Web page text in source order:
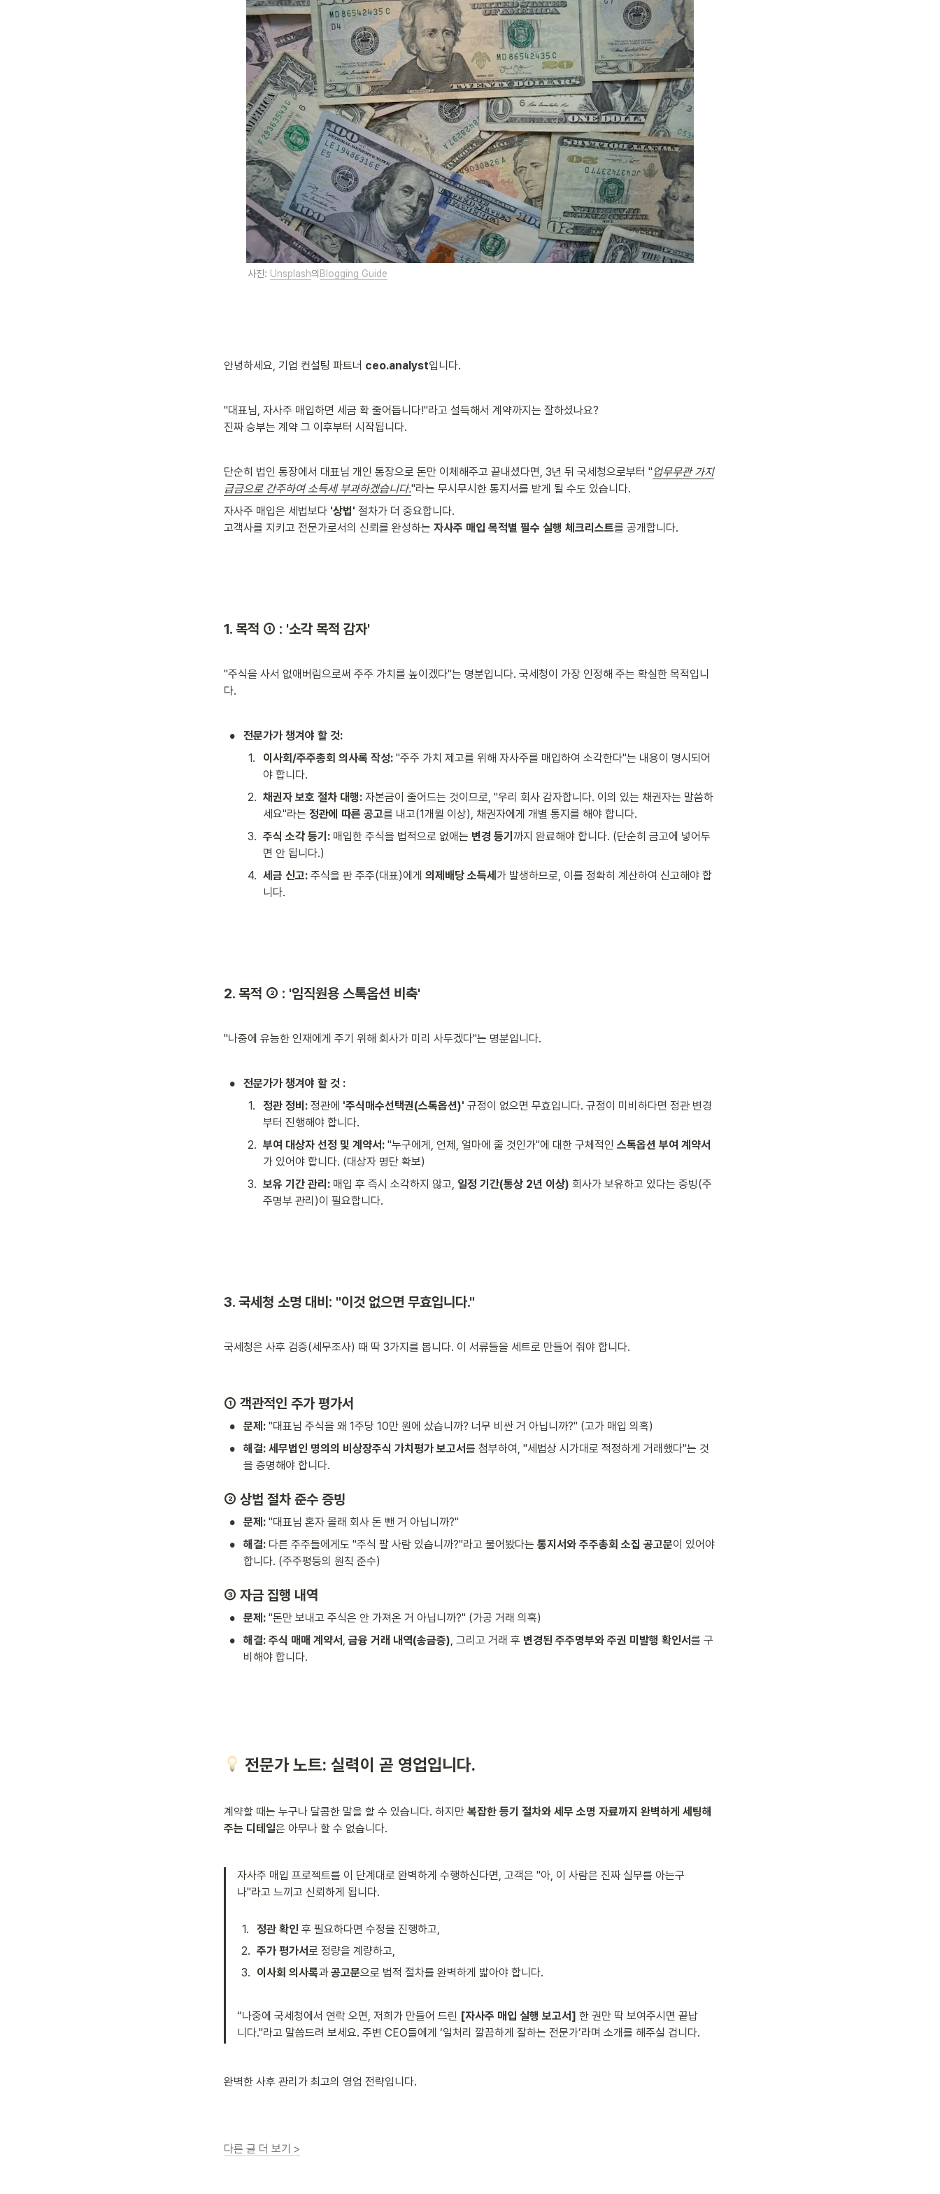
사진: Unsplash의 Blogging Guide
안녕하세요, 기업 컨설팅 파트너 ceo.analyst입니다.
"대표님, 자사주 매입하면 세금 확 줄어듭니다!"라고 설득해서 계약까지는 잘하셨나요?
진짜 승부는 계약 그 이후부터 시작됩니다.
단순히 법인 통장에서 대표님 개인 통장으로 돈만 이체해주고 끝내셨다면, 3년 뒤 국세청으로부터 " 업무무관 가지
급금으로 간주하여 소득세 부과하겠습니다."라는 무시무시한 통지서를 받게 될 수도 있습니다.
자사주 매입은 세법보다 '상법' 절차가 더 중요합니다.
고객사를 지키고 전문가로서의 신뢰를 완성하는 자사주 매입 목적별 필수 실행 체크리스트를 공개합니다.
1. 목적 ① : '소각 목적 감자'
"주식을 사서 없애버림으로써 주주 가치를 높이겠다"는 명분입니다. 국세청이 가장 인정해 주는 확실한 목적입니
다.
•
전문가가 챙겨야 할 것:
1. 이사회/주주총회 의사록 작성: "주주 가치 제고를 위해 자사주를 매입하여 소각한다"는 내용이 명시되어
야 합니다.
2. 채권자 보호 절차 대행: 자본금이 줄어드는 것이므로, "우리 회사 감자합니다. 이의 있는 채권자는 말씀하
세요"라는 정관에 따른 공고를 내고(1개월 이상), 채권자에게 개별 통지를 해야 합니다.
3. 주식 소각 등기: 매입한 주식을 법적으로 없애는 변경 등기 까지 완료해야 합니다. (단순히 금고에 넣어두
면 안 됩니다.)
4. 세금 신고: 주식을 판 주주(대표)에게 의제배당 소득세 가 발생하므로, 이를 정확히 계산하여 신고해야 합
니다.
2. 목적 ② : '임직원용 스톡옵션 비축'
"나중에 유능한 인재에게 주기 위해 회사가 미리 사두겠다"는 명분입니다.
•
전문가가 챙겨야 할 것 :
1. 정관 정비: 정관에 '주식매수선택권(스톡옵션)' 규정이 없으면 무효입니다. 규정이 미비하다면 정관 변경
부터 진행해야 합니다.
2. 부여 대상자 선정 및 계약서: "누구에게, 언제, 얼마에 줄 것인가"에 대한 구체적인 스톡옵션 부여 계약서
가 있어야 합니다. (대상자 명단 확보)
3. 보유 기간 관리: 매입 후 즉시 소각하지 않고, 일정 기간(통상 2년 이상) 회사가 보유하고 있다는 증빙(주
주명부 관리)이 필요합니다.
3. 국세청 소명 대비: "이것 없으면 무효입니다."
국세청은 사후 검증(세무조사) 때 딱 3가지를 봅니다. 이 서류들을 세트로 만들어 줘야 합니다.
① 객관적인 주가 평가서
• 문제: "대표님 주식을 왜 1주당 10만 원에 샀습니까? 너무 비싼 거 아닙니까?" (고가 매입 의혹)
• 해결: 세무법인 명의의 비상장주식 가치평가 보고서를 첨부하여, "세법상 시가대로 적정하게 거래했다"는 것
을 증명해야 합니다.
② 상법 절차 준수 증빙
• 문제: "대표님 혼자 몰래 회사 돈 뺀 거 아닙니까?"
• 해결: 다른 주주들에게도 "주식 팔 사람 있습니까?"라고 물어봤다는 통지서와 주주총회 소집 공고문이 있어야
합니다. (주주평등의 원칙 준수)
③ 자금 집행 내역
• 문제: "돈만 보내고 주식은 안 가져온 거 아닙니까?" (가공 거래 의혹)
• 해결: 주식 매매 계약서 , 금융 거래 내역(송금증), 그리고 거래 후 변경된 주주명부와 주권 미발행 확인서를 구
비해야 합니다.
전문가 노트: 실력이 곧 영업입니다.
계약할 때는 누구나 달콤한 말을 할 수 있습니다. 하지만 복잡한 등기 절차와 세무 소명 자료까지 완벽하게 세팅해
주는 디테일은 아무나 할 수 없습니다.
자사주 매입 프로젝트를 이 단계대로 완벽하게 수행하신다면, 고객은 "아, 이 사람은 진짜 실무를 아는구
나"라고 느끼고 신뢰하게 됩니다.
1. 정관 확인 후 필요하다면 수정을 진행하고,
2. 주가 평가서 로 정량을 계량하고,
3. 이사회 의사록과 공고문으로 법적 절차를 완벽하게 밟아야 합니다.
“나중에 국세청에서 연락 오면, 저희가 만들어 드린 [자사주 매입 실행 보고서] 한 권만 딱 보여주시면 끝납
니다."라고 말씀드려 보세요. 주변 CEO들에게 ‘일처리 깔끔하게 잘하는 전문가’라며 소개를 해주실 겁니다.
완벽한 사후 관리가 최고의 영업 전략입니다.
다른 글 더 보기 >